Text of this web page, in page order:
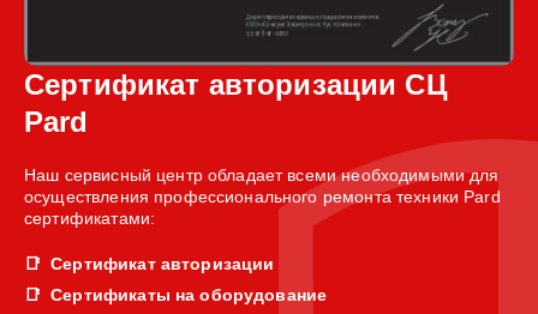
Сертификат авторизации СЦ
Pard
Наш сервисный центр обладает всеми необходимыми для
осуществления профессионального ремонта техники Pard
сертификатами:
Сертификат авторизации
Сертификаты на оборудование